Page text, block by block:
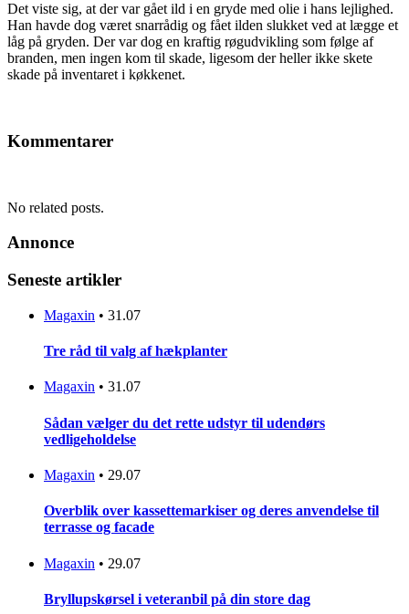
Det viste sig, at der var gået ild i en gryde med olie i hans lejlighed.
Han havde dog været snarrådig og fået ilden slukket ved at lægge et
låg på gryden. Der var dog en kraftig røgudvikling som følge af
branden, men ingen kom til skade, ligesom der heller ikke skete
skade på inventaret i køkkenet.
Kommentarer
No related posts.
Annonce
Seneste artikler
Magaxin • 31.07
Tre råd til valg af hækplanter
Magaxin • 31.07
Sådan vælger du det rette udstyr til udendørs
vedligeholdelse
Magaxin • 29.07
Overblik over kassettemarkiser og deres anvendelse til
terrasse og facade
Magaxin • 29.07
Bryllupskørsel i veteranbil på din store dag